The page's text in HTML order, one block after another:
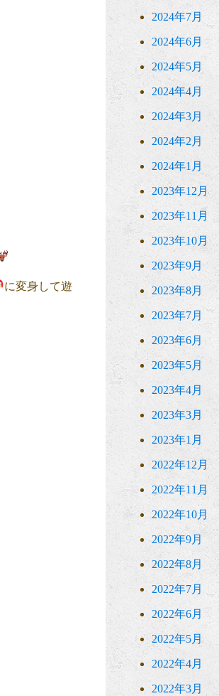
に変身して遊
2024年7月
2024年6月
2024年5月
2024年4月
2024年3月
2024年2月
2024年1月
2023年12月
2023年11月
2023年10月
2023年9月
2023年8月
2023年7月
2023年6月
2023年5月
2023年4月
2023年3月
2023年1月
2022年12月
2022年11月
2022年10月
2022年9月
2022年8月
2022年7月
2022年6月
2022年5月
2022年4月
2022年3月